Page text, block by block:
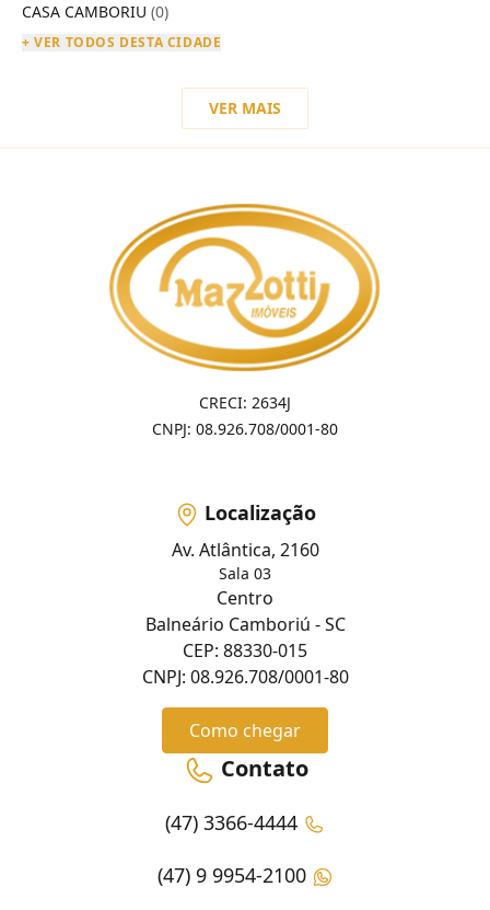
CASA CAMBORIU (0)
+ VER TODOS DESTA CIDADE
VER MAIS
CRECI: 2634J
CNPJ: 08.926.708/0001-80
Localização
Av. Atlântica, 2160
Sala 03
Centro
Balneário Camboriú - SC
CEP: 88330-015
CNPJ: 08.926.708/0001-80
Como chegar
Contato
(47) 3366-4444
(47) 9 9954-2100